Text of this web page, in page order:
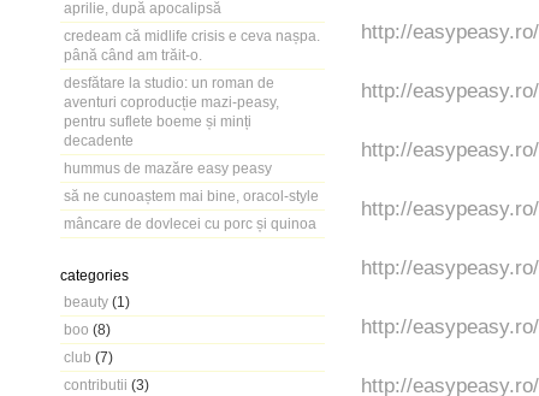
aprilie, după apocalipsă
credeam că midlife crisis e ceva nașpa.
până când am trăit-o.
desfătare la studio: un roman de
aventuri coproducție mazi-peasy,
pentru suflete boeme și minți
decadente
hummus de mazăre easy peasy
să ne cunoaștem mai bine, oracol-style
mâncare de dovlecei cu porc și quinoa
categories
beauty (1)
boo (8)
club (7)
contributii (3)
http://
http://
http://
http://
http://
http://
http://